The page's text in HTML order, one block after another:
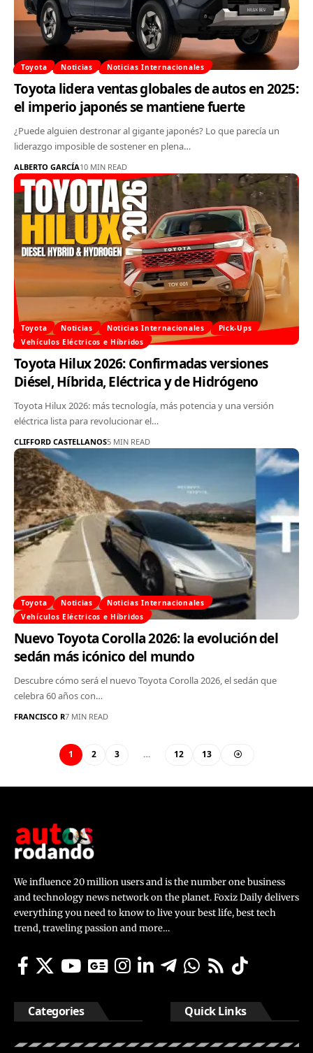
Toyota Noticias Noticias Internacionales
Toyota lidera ventas globales de autos en 2025:
el imperio japonés se mantiene fuerte
¿Puede alguien destronar al gigante japonés? Lo que parecía un
liderazgo imposible de sostener en plena…
ALBERTO GARCÍA10 MIN READ
Toyota Noticias Noticias Internacionales
Pick-Ups
Vehículos Eléctricos e Híbridos
Toyota Hilux 2026: Confirmadas versiones
Diésel, Híbrida, Eléctrica y de Hidrógeno
Toyota Hilux 2026: más tecnología, más potencia y una versión
eléctrica lista para revolucionar el…
CLIFFORD CASTELLANOS5 MIN READ
Toyota Noticias
Noticias Internacionales
Vehículos Eléctricos e Híbridos
Nuevo Toyota Corolla 2026: la evolución del
sedán más icónico del mundo
Descubre cómo será el nuevo Toyota Corolla 2026, el sedán que
celebra 60 años con…
FRANCISCO R7 MIN READ
1 2 3 … 12 13
We influence 20 million users and is the number one business
and technology news network on the planet. Foxiz Daily delivers
everything you need to know to live your best life, best tech
trend, traveling passion and more…
Categories Quick Links